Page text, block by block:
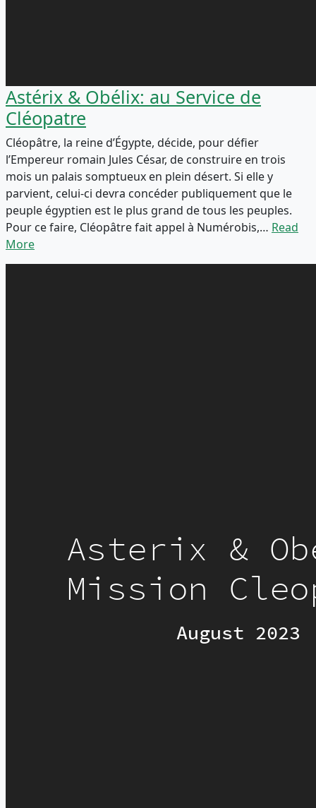
Astérix & Obélix: au Service de
Cléopatre
Cléopâtre, la reine d’Égypte, décide, pour défier
l’Empereur romain Jules César, de construire en trois
mois un palais somptueux en plein désert. Si elle y
parvient, celui-ci devra concéder publiquement que le
peuple égyptien est le plus grand de tous les peuples.
Pour ce faire, Cléopâtre fait appel à Numérobis,… Read
More